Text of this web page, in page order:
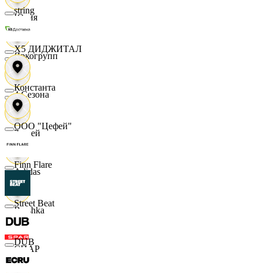
Юлия
Яркогрупп
4 Сезона
7 дней
Adidas
Bershka
СПАР
string
X5 ДИДЖИТАЛ
Константа
ООО "Цефей"
Finn Flare
Street Beat
DUB